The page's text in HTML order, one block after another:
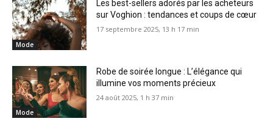
Mode
Les best-sellers adorés par les acheteurs
sur Voghion : tendances et coups de cœur
17 septembre 2025, 13 h 17 min
Mode
Robe de soirée longue : L’élégance qui
illumine vos moments précieux
24 août 2025, 1 h 37 min